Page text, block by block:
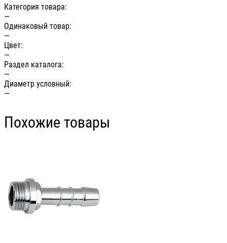
Категория товара:
—
Одинаковый товар:
—
Цвет:
—
Раздел каталога:
—
Диаметр условный:
—
Похожие товары